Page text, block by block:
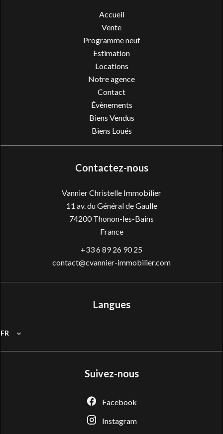
Accueil
Vente
Programme neuf
Estimation
Locations
Notre agence
Contact
Évènements
Biens Vendus
Biens Loués
Contactez-nous
Vannier Christelle Immobilier
11 av. du Général de Gaulle
74200Thonon-les-Bains
France
+33 6 89 26 90 25
contact@cvannier-immobilier.com
Langues
FR
Suivez-nous
Facebook
Instagram